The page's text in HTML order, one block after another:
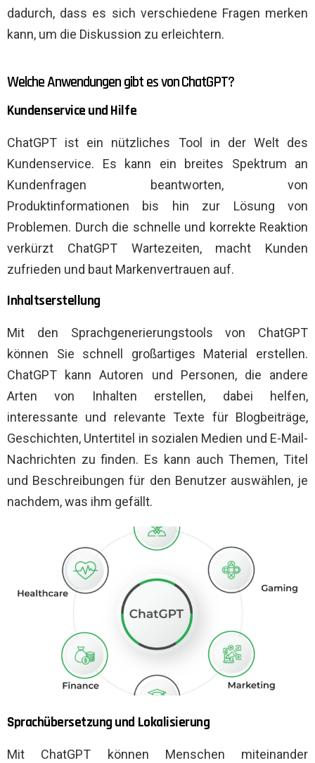
dadurch, dass es sich verschiedene Fragen merken
kann, um die Diskussion zu erleichtern.
Welche Anwendungen gibt es von ChatGPT?
Kundenservice und Hilfe
ChatGPT ist ein nützliches Tool in der Welt des
Kundenservice. Es kann ein breites Spektrum an
Kundenfragen beantworten, von
Produktinformationen bis hin zur Lösung von
Problemen. Durch die schnelle und korrekte Reaktion
verkürzt ChatGPT Wartezeiten, macht Kunden
zufrieden und baut Markenvertrauen auf.
Inhaltserstellung
Mit den Sprachgenerierungstools von ChatGPT
können Sie schnell großartiges Material erstellen.
ChatGPT kann Autoren und Personen, die andere
Arten von Inhalten erstellen, dabei helfen,
interessante und relevante Texte für Blogbeiträge,
Geschichten, Untertitel in sozialen Medien und E-Mail-
Nachrichten zu finden. Es kann auch Themen, Titel
und Beschreibungen für den Benutzer auswählen, je
nachdem, was ihm gefällt.
Sprachübersetzung und Lokalisierung
Mit ChatGPT können Menschen miteinander